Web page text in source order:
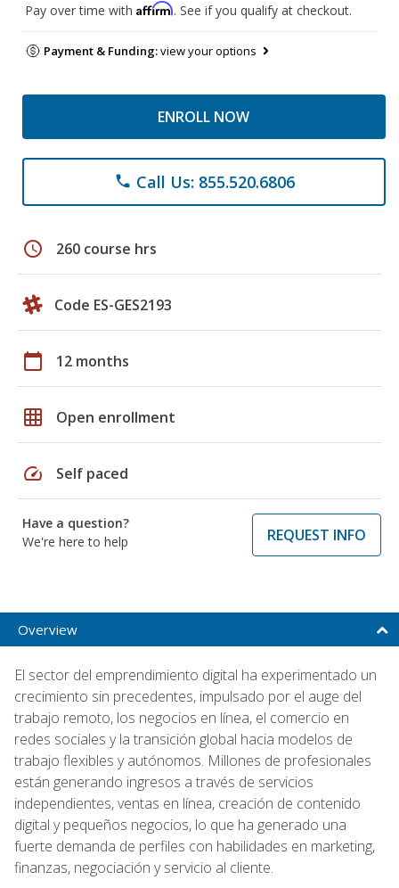
Pay over time with Affirm. See if you qualify at checkout.
Payment & Funding:view your options
ENROLL NOW
phone Call Us: 855.520.6806
schedule 260 course hrs
Code ES-GES2193
calendar_today 12 months
grid_on Open enrollment
speed Self paced
Have a question?
We're here to help
REQUEST INFO
Overview
El sector del emprendimiento digital ha experimentado un
crecimiento sin precedentes, impulsado por el auge del
trabajo remoto, los negocios en línea, el comercio en
redes sociales y la transición global hacia modelos de
trabajo flexibles y autónomos. Millones de profesionales
están generando ingresos a través de servicios
independientes, ventas en línea, creación de contenido
digital y pequeños negocios, lo que ha generado una
fuerte demanda de perfiles con habilidades en marketing,
finanzas, negociación y servicio al cliente.